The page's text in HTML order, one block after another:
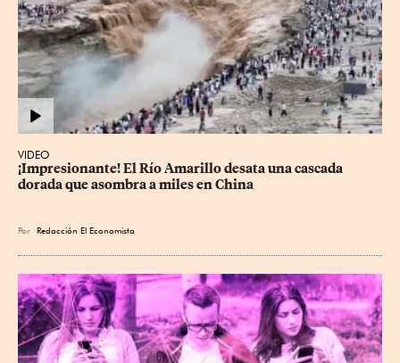
VIDEO
¡Impresionante! El Río Amarillo desata una cascada
dorada que asombra a miles en China
Por Redacción El Economista